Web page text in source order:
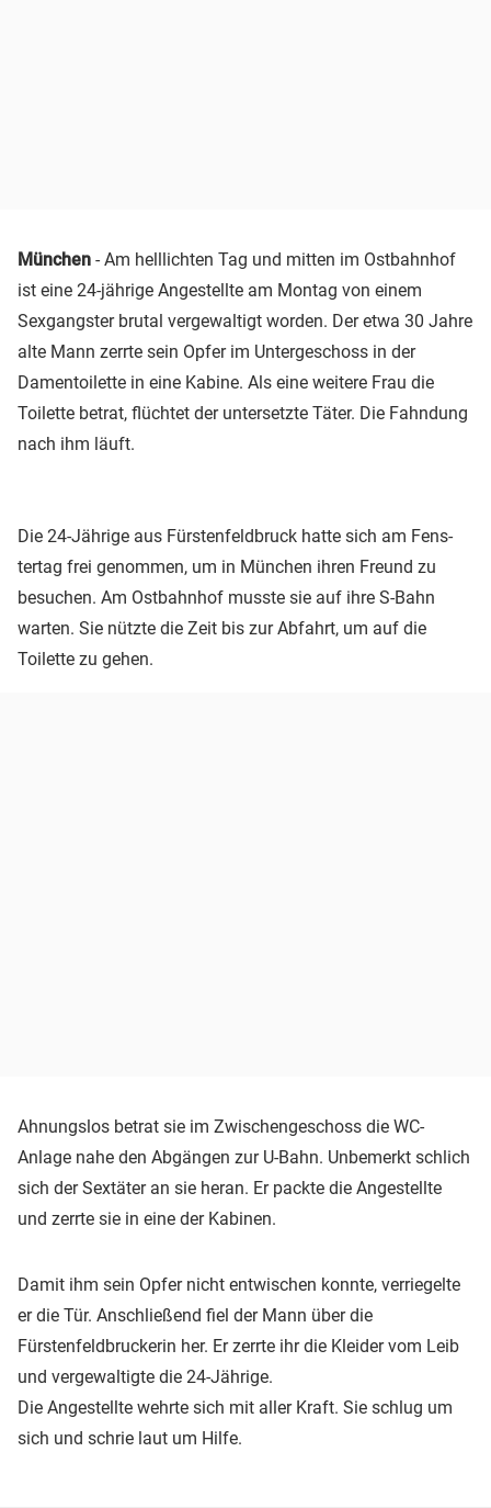
München - Am helllichten Tag und mitten im Ostbahnhof
ist eine 24-jährige Angestellte am Montag von einem
Sexgangster brutal vergewaltigt worden. Der etwa 30 Jahre
alte Mann zerrte sein Opfer im Untergeschoss in der
Damentoilette in eine Kabine. Als eine weitere Frau die
Toilette betrat, flüchtet der untersetzte Täter. Die Fahndung
nach ihm läuft.
Die 24-Jährige aus Fürstenfeldbruck hatte sich am Fens-
tertag frei genommen, um in München ihren Freund zu
besuchen. Am Ostbahnhof musste sie auf ihre S-Bahn
warten. Sie nützte die Zeit bis zur Abfahrt, um auf die
Toilette zu gehen.
Ahnungslos betrat sie im Zwischengeschoss die WC-
Anlage nahe den Abgängen zur U-Bahn. Unbemerkt schlich
sich der Sextäter an sie heran. Er packte die Angestellte
und zerrte sie in eine der Kabinen.
Damit ihm sein Opfer nicht entwischen konnte, verriegelte
er die Tür. Anschließend fiel der Mann über die
Fürstenfeldbruckerin her. Er zerrte ihr die Kleider vom Leib
und vergewaltigte die 24-Jährige.
Die Angestellte wehrte sich mit aller Kraft. Sie schlug um
sich und schrie laut um Hilfe.